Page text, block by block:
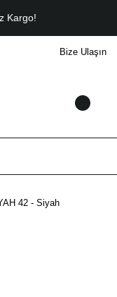
Kargo!
Bize Ulaşın